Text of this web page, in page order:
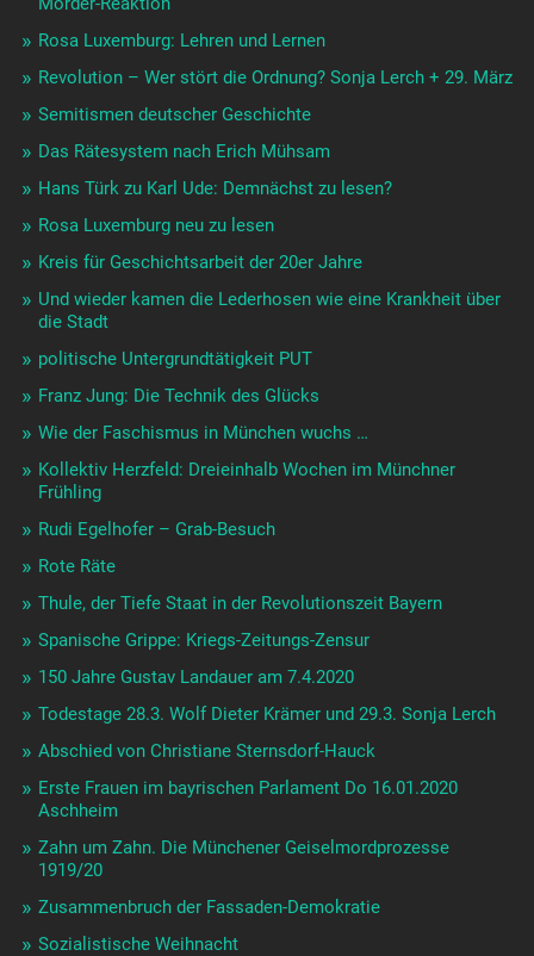
Rosa Luxemburg: Lehren und Lernen
Revolution – Wer stört die Ordnung? Sonja Lerch + 29. März
Semitismen deutscher Geschichte
Das Rätesystem nach Erich Mühsam
Hans Türk zu Karl Ude: Demnächst zu lesen?
Rosa Luxemburg neu zu lesen
Kreis für Geschichtsarbeit der 20er Jahre
Und wieder kamen die Lederhosen wie eine Krankheit über
die Stadt
politische Untergrundtätigkeit PUT
Franz Jung: Die Technik des Glücks
Wie der Faschismus in München wuchs …
Kollektiv Herzfeld: Dreieinhalb Wochen im Münchner
Frühling
Rudi Egelhofer – Grab-Besuch
Rote Räte
Thule, der Tiefe Staat in der Revolutionszeit Bayern
Spanische Grippe: Kriegs-Zeitungs-Zensur
150 Jahre Gustav Landauer am 7.4.2020
Todestage 28.3. Wolf Dieter Krämer und 29.3. Sonja Lerch
Abschied von Christiane Sternsdorf-Hauck
Erste Frauen im bayrischen Parlament Do 16.01.2020
Aschheim
Zahn um Zahn. Die Münchener Geiselmordprozesse
1919/20
Zusammenbruch der Fassaden-Demokratie
Sozialistische Weihnacht